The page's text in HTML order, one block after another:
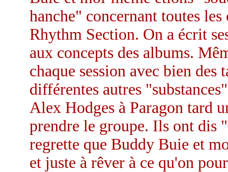
hanche" concernant toutes
Rhythm Section. On a écrit
aux concepts des albums.
chaque session avec bien des
différentes autres
Alex Hodges à Paragon tard
prendre le groupe. Ils ont dis
regrette que Buddy Buie et
et juste à rêver à ce qu'on